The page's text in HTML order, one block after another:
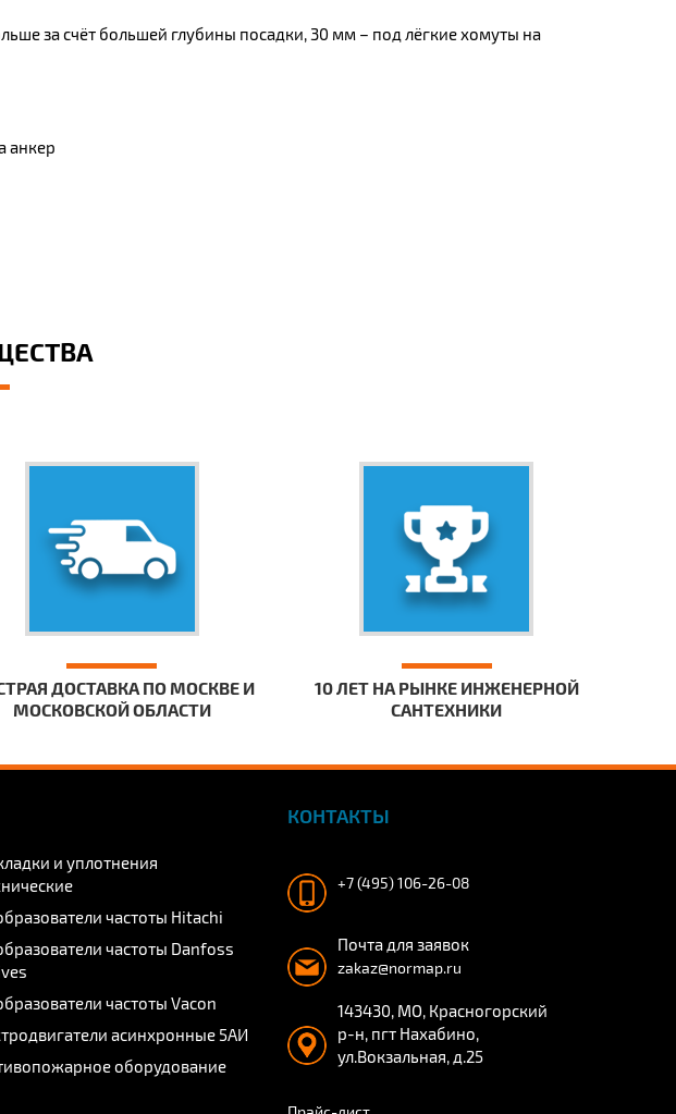
за счёт большей глубины посадки, 30 мм – под лёгкие хомуты на
анкер
ДОСТАВКА ПО МОСКВЕ И
МОСКОВСКОЙ ОБЛАСТИ
10 ЛЕТ НА РЫНКЕ ИНЖЕНЕРНОЙ
САНТЕХНИКИ
и уплотнения
частоты Hitachi
частоты Danfoss
частоты Vacon
асинхронные 5АИ
оборудование
КОНТАКТЫ
+7 (495) 106-26-08
Почта для заявок
zakaz@normap.ru
143430, МО, Красногорский
р-н, пгт Нахабино,
ул.Вокзальная, д.25